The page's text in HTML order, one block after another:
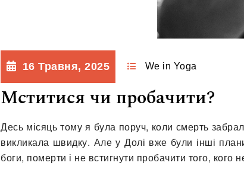
16 Травня, 2025 We in Yoga
Мститися чи пробачити?
Десь місяць тому я була поруч, коли смерть
викликала швидку. Але у Долі вже були інші
боги, померти і не встигнути пробачити того,